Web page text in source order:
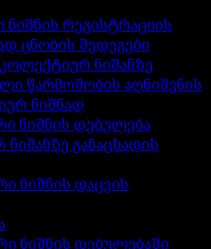
რეგისტრაციის
ცნობის შედეგები
ნიშანზე
წარმოშობის აღნიშვნის
ნიშნად
ნიშნის დებულება
განაცხადის
ნიშნის დაცვის
ნიშნის დებულებაში